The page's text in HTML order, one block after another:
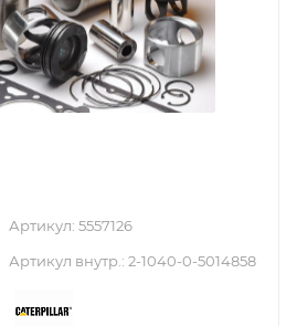
Артикул: 5557126
Артикул внутр.: 2-1040-0-5014858